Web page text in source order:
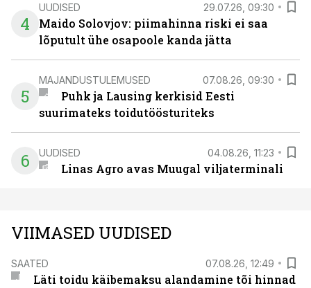
4
UUDISED 29.07.26, 09:30
Maido Solovjov: piimahinna riski ei saa
lõputult ühe osapoole kanda jätta
5
MAJANDUSTULEMUSED 07.08.26, 09:30
Puhk ja Lausing kerkisid Eesti
suurimateks toidutöösturiteks
6 UUDISED 04.08.26, 11:23
Linas Agro avas Muugal viljaterminali
VIIMASED UUDISED
SAATED 07.08.26, 12:49
Läti toidu käibemaksu alandamine tõi hinnad